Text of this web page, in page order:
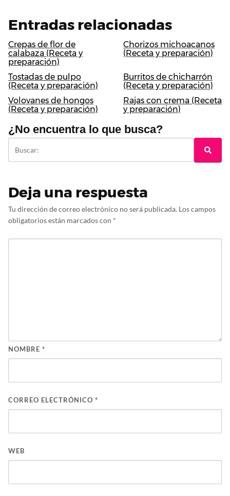
Entradas relacionadas
Crepas de flor de
calabaza (Receta y
preparación)
Chorizos michoacanos
(Receta y preparación)
Tostadas de pulpo
(Receta y preparación)
Burritos de chicharrón
(Receta y preparación)
Volovanes de hongos
(Receta y preparación)
Rajas con crema (Receta
y preparación)
¿No encuentra lo que busca?
Deja una respuesta
Tu dirección de correo electrónico no será publicada. Los campos
obligatorios están marcados con *
NOMBRE *
CORREO ELECTRÓNICO *
WEB